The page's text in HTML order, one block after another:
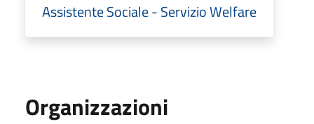
Assistente Sociale - Servizio Welfare
Organizzazioni